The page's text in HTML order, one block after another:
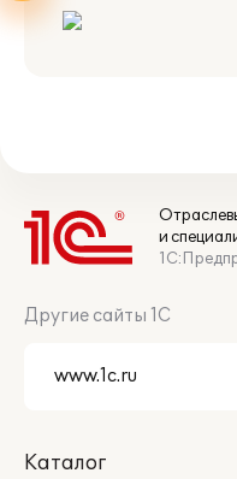
и
Другие сайты 1С
Каталог